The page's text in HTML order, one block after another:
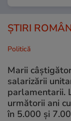
ȘTIRI
Politică
Marii
salarizării
parlamentarii.
următorii ani
în 5.000 și